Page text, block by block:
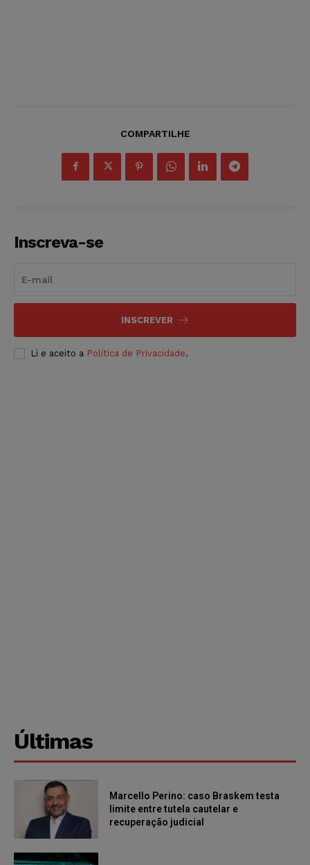
COMPARTILHE
Inscreva-se
INSCREVER
Li e aceito a Política de Privacidade.
Últimas
Marcello Perino: caso Braskem testa
limite entre tutela cautelar e
recuperação judicial